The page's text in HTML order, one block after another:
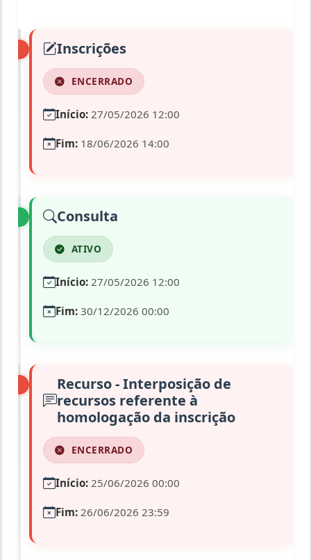
Inscrições
ENCERRADO
Início: 27/05/2026 12:00
Fim: 18/06/2026 14:00
Consulta
ATIVO
Início: 27/05/2026 12:00
Fim: 30/12/2026 00:00
Recurso - Interposição de
recursos referente à
homologação da inscrição
ENCERRADO
Início: 25/06/2026 00:00
Fim: 26/06/2026 23:59